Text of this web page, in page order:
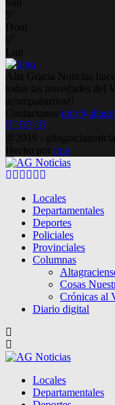
Sab
5
Dom
6
Lun
Alta Gracia Noticias
todas las novedades del
acompañarnos!!
Contactanos
Facebook
Twitter
Instagram
Pinterest
Google
@2019 -
Hecho por lma
Facebook
Twitter
Instagram
Pinterest
Google
Locales
Departamentales
Deportes
Policiales
Provinciales
Columnas
Cosas
Crónicas al
Diario digital
Locales
Departamentales